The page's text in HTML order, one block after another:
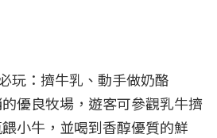
玩：擠牛乳、動手做奶酪
優良牧場，遊客可參觀乳牛擠
小牛，並喝到香醇優質的鮮